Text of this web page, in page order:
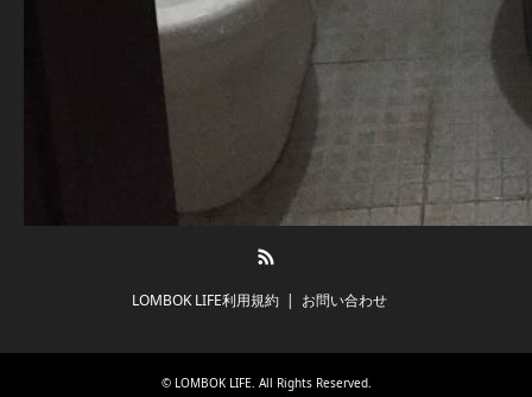
LOMBOK LIFE利用規約 お問い合わせ
© LOMBOK LIFE. All Rights Reserved.